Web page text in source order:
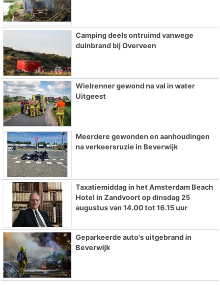
Camping deels ontruimd vanwege
duinbrand bij Overveen
Wielrenner gewond na val in water
Uitgeest
Meerdere gewonden en aanhoudingen
na verkeersruzie in Beverwijk
Taxatiemiddag in het Amsterdam Beach
Hotel in Zandvoort op dinsdag 25
augustus van 14.00 tot 16.15 uur
Geparkeerde auto's uitgebrand in
Beverwijk